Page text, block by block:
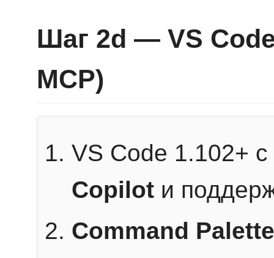
Шаг 2d — VS
MCP)
VS Code 1.102+
Copilot и
Command Palette